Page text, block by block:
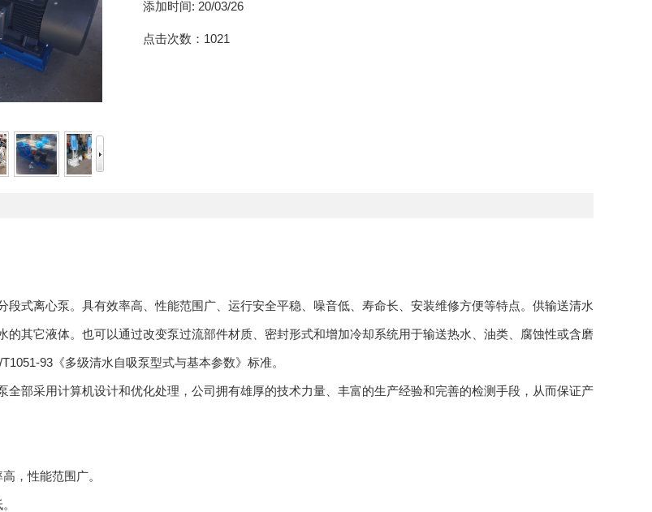
添加时间: 20/03/26
点击次数： 1021
段式离心泵。具有效率高、性能范围广、运行安全平稳、噪音低、寿命长、安装维修方便等特点。供输送清水
的其它液体。也可以通过改变泵过流部件材质、密封形式和增加冷却系统用于输送热水、油类、腐蚀性或含磨
93《多级清水自吸泵型式与基本参数》标准。
全部采用计算机设计和优化处理，公司拥有雄厚的技术力量、丰富的生产经验和完善的检测手段，从而保证产
，性能范围广。